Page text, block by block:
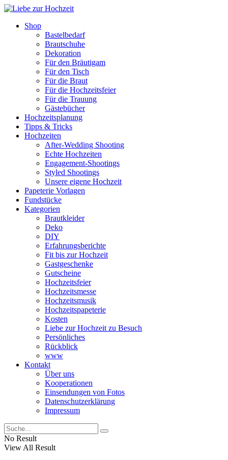
Shop
Bastelbedarf
Brautschuhe
Dekoration
Für den Bräutigam
Für den Tisch
Für die Braut
Für die Hochzeitsfeier
Für die Trauung
Gästebücher
Hochzeitsplanung
Tipps & Tricks
Hochzeiten
After-Wedding Shooting
Echte Hochzeiten
Engagement-Shootings
Styled Shootings
Unsere eigene Hochzeit
Papeterie Vorlagen
Fundstücke
Kategorien
Brautkleider
Deko
DIY
Erfahrungsberichte
Fit bis zur Hochzeit
Gastgeschenke
Gutscheine
Hochzeitsfeier
Hochzeitsmesse
Hochzeitsmusik
Hochzeitspapeterie
Kosten
Liebe zur Hochzeit zu Besuch
Persönliches
Rückblick
www
Kontakt
Über uns
Kooperationen
Einsendungen von Fotos
Datenschutzerklärung
Impressum
No Result
View All Result